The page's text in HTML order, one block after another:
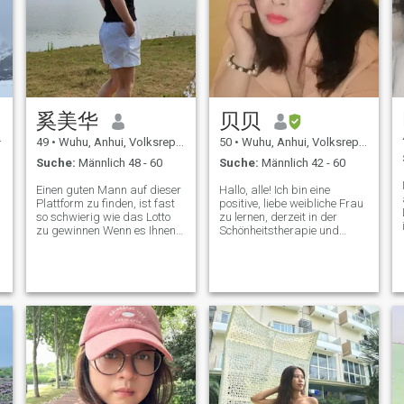
奚美华
49 • Wuhu, Anhui, Volksrep. China
Suche: Männlich 48 - 60
Einen guten Mann auf dieser
Plattform zu finden, ist fast
so schwierig wie das Lotto
zu gewinnen Wenn es Ihnen
und verstehen! Ich habe gute
Eigenschaften, freundlich,
ehrenvoll, loyal, Ich hoffe, die
richtige Person früh zu
treffen, den Rest unseres
Lebens können wir wenig
Zeit verschwenden, bitte
Schätze das Schicksal des
贝贝
50 • Wuhu, Anhui, Volksrep. China
Suche: Männlich 42 - 60
Hallo, alle! Ich bin eine
positive, liebe weibliche Frau
zu lernen, derzeit in der
Schönheitstherapie und
Koche gerne, Teile gerne mit
meiner Familie Essen und
genieße die lustige Zeit. Jetzt
möchte ich diese Website
nutzen, um einen zu finden
Verantwortungsvoller,
liebevoller,
verantwortungsvoller,